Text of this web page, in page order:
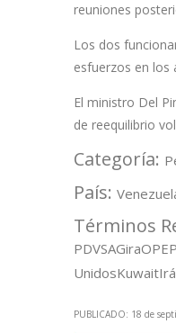
reuniones
Los dos
esfuerzos en los
El ministro Del
de reequilibrio
Categoría:
País:
Términos
PDVSAGiraOPEP
UnidosKuwait
PUBLICADO: 18 de